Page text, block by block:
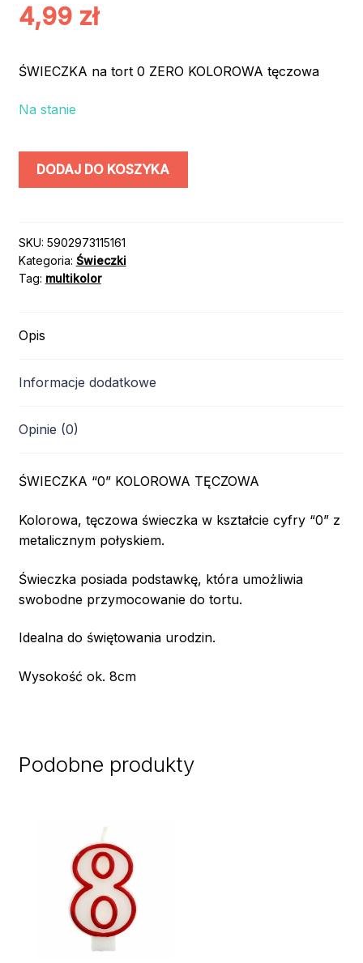
4,99 zł
ŚWIECZKA na tort 0 ZERO KOLOROWA tęczowa
Na stanie
ilość
TĘCZOWA
DODAJ DO KOSZYKA
SKU: 5902973115161
Kategoria: Świeczki
Tag: multikolor
Opis
Informacje dodatkowe
Opinie (0)
ŚWIECZKA “0” KOLOROWA TĘCZOWA
Kolorowa, tęczowa świeczka w kształcie cyfry “0” z
metalicznym połyskiem.
Świeczka posiada podstawkę, która umożliwia
swobodne przymocowanie do tortu.
Idealna do świętowania urodzin.
Wysokość ok. 8cm
Podobne produkty